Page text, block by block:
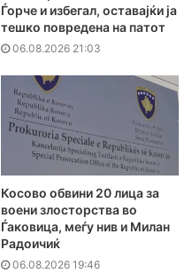
Ѓорче и избегал, оставајќи ја
тешко повредена на патот
06.08.2026 21:03
Косово обвини 20 лица за
воени злосторства во
Ѓаковица, меѓу нив и Милан
Радоичиќ
06.08.2026 19:46